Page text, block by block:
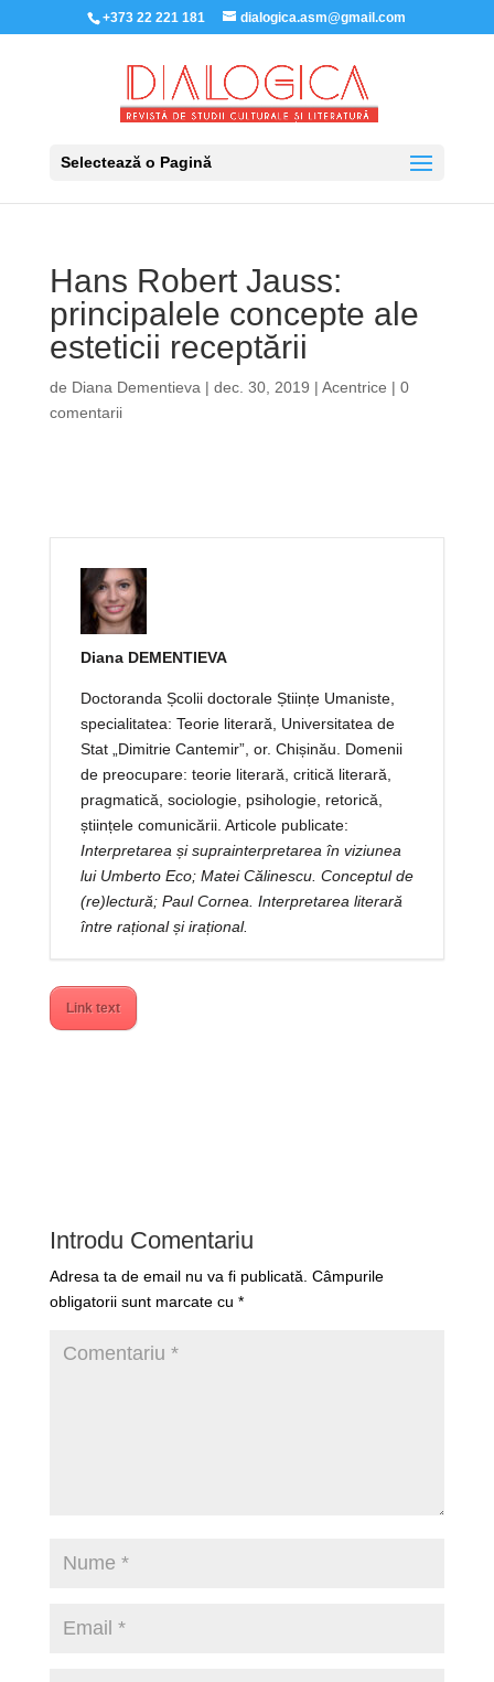
+373 22 221 181 dialogica.asm@gmail.com
Selectează o Pagină
Hans Robert Jauss:
principalele concepte ale
esteticii receptării
de Diana Dementieva | dec. 30, 2019 | Acentrice | 0
comentarii
Diana DEMENTIEVA
Doctoranda Școlii doctorale Științe Umaniste,
specialitatea: Teorie literară, Universitatea de
Stat „Dimitrie Cantemir”, or. Chișinău. Domenii
de preocupare: teorie literară, critică literară,
pragmatică, sociologie, psihologie, retorică,
științele comunicării. Articole publicate:
Interpretarea și suprainterpretarea în viziunea
lui Umberto Eco; Matei Călinescu. Conceptul de
(re)lectură; Paul Cornea. Interpretarea literară
între rațional și irațional.
Link text
Introdu Comentariu
Adresa ta de email nu va fi publicată. Câmpurile
obligatorii sunt marcate cu *